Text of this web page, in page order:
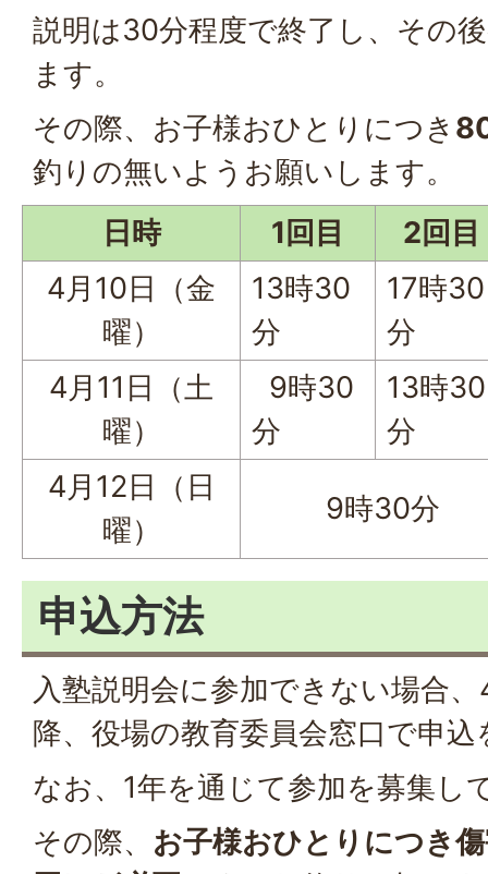
説明は30分程度で終了し、その
ます。
その際、お子様おひとりにつき
釣りの無いようお願いします。
日時
1回目
2回目
4月10日（金
曜）
13時30
分
17時30
分
4月11日（土
曜）
9時30
分
13時30
分
4月12日（日
曜）
9時30分
申込方法
入塾説明会に参加できない場合
降、役場の教育委員会窓口で申
なお、1年を通じて参加を募集し
その際、 お子様おひとりにつき